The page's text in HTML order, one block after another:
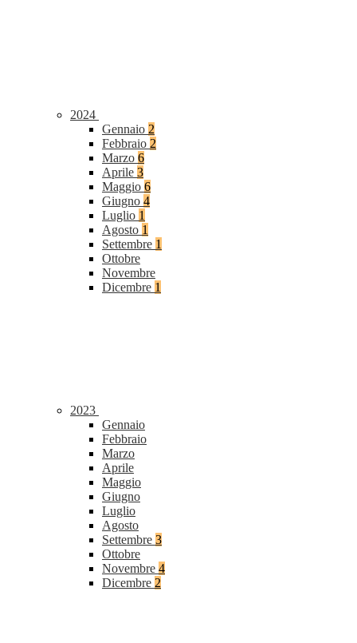
2024
Gennaio 2
Febbraio 2
Marzo 6
Aprile 3
Maggio 6
Giugno 4
Luglio 1
Agosto 1
Settembre 1
Ottobre
Novembre
Dicembre 1
2023
Gennaio
Febbraio
Marzo
Aprile
Maggio
Giugno
Luglio
Agosto
Settembre 3
Ottobre
Novembre 4
Dicembre 2